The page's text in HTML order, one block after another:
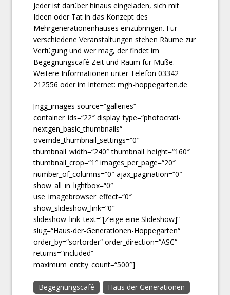
Jeder ist darüber hinaus eingeladen, sich mit
Ideen oder Tat in das Konzept des
Mehrgenerationenhauses einzubringen. Für
verschiedene Veranstaltungen stehen Räume zur
Verfügung und wer mag, der findet im
Begegnungscafé Zeit und Raum für Muße.
Weitere Informationen unter Telefon 03342
212556 oder im Internet: mgh-hoppegarten.de
[ngg_images source=“galleries“
container_ids=“22″ display_type=“photocrati-
nextgen_basic_thumbnails“
override_thumbnail_settings=“0″
thumbnail_width=“240″ thumbnail_height=“160″
thumbnail_crop=“1″ images_per_page=“20″
number_of_columns=“0″ ajax_pagination=“0″
show_all_in_lightbox=“0″
use_imagebrowser_effect=“0″
show_slideshow_link=“0″
slideshow_link_text=“[Zeige eine Slideshow]“
slug=“Haus-der-Generationen-Hoppegarten“
order_by=“sortorder“ order_direction=“ASC“
returns=“included“
maximum_entity_count=“500″]
Begegnungscafé Haus der Generationen